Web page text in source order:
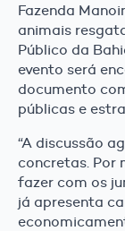
Fazenda
animais
Público da
evento será
documento
públicas e
“A discussão
concretas. Por
fazer com os
já apresenta